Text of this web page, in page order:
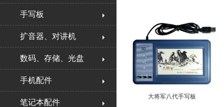
手写板
扩音器、对讲机
数码、存储、光盘
手机配件
笔记本配件
大将军八代手写板